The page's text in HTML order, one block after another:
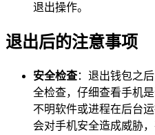
退出操作。
退出后的注意事项
安全检查：退出钱包之
全检查，仔细查看手机
不明软件或进程在后台
会对手机安全造成威胁